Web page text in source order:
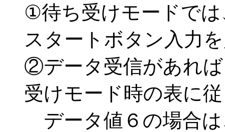
①待ち受けモードで
スタートボタン入力
②データ受信があれ
受けモード時の表に
データ値６の場合